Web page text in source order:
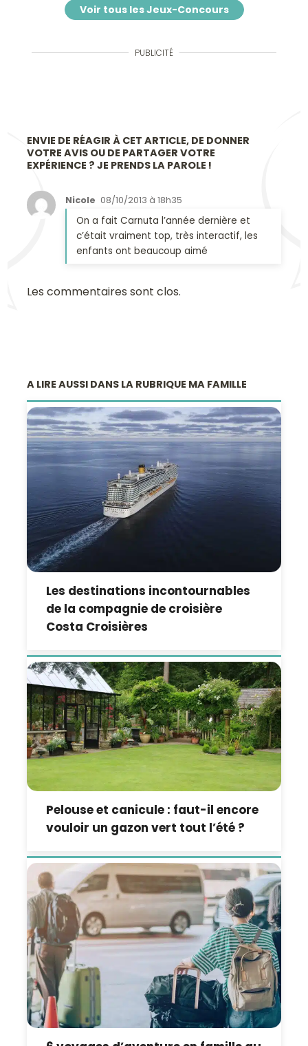
Voir tous les Jeux-Concours
PUBLICITÉ
ENVIE DE RÉAGIR À CET ARTICLE, DE DONNER
VOTRE AVIS OU DE PARTAGER VOTRE
EXPÉRIENCE ? JE PRENDS LA PAROLE !
Nicole 08/10/2013 à 18h35
On a fait Carnuta l’année dernière et
c’était vraiment top, très interactif, les
enfants ont beaucoup aimé
Les commentaires sont clos.
A LIRE AUSSI DANS LA RUBRIQUE MA FAMILLE
Les destinations incontournables
de la compagnie de croisière
Costa Croisières
Pelouse et canicule : faut-il encore
vouloir un gazon vert tout l’été ?